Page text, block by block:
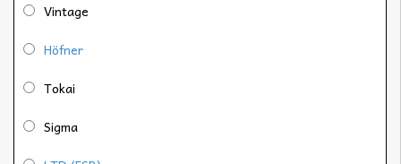
Vintage
Höfner
Tokai
Sigma